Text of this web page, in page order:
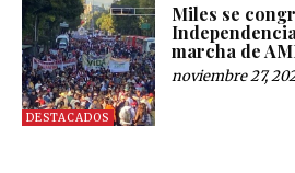
DESTACADOS
Miles se
marcha de
noviembre 27,